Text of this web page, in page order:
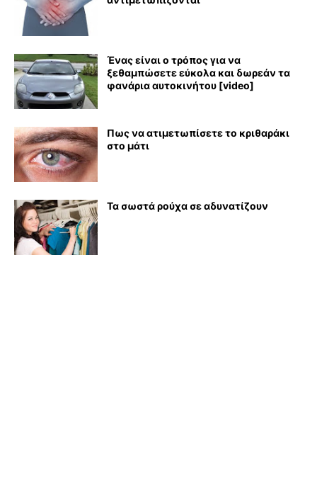
Ένας είναι ο τρόπος για να
ξεθαμπώσετε εύκολα και δωρεάν τα
φανάρια αυτοκινήτου [video]
Πως να ατιμετωπίσετε το κριθαράκι
στο μάτι
Τα σωστά ρούχα σε αδυνατίζουν